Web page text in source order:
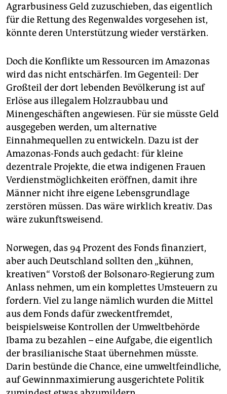
Agrarbusiness Geld zuzuschieben, das eigentlich
für die Rettung des Regenwaldes vorgesehen ist,
könnte deren Unterstützung wieder verstärken.
Doch die Konflikte um Ressourcen im Amazonas
wird das nicht entschärfen. Im Gegenteil: Der
Großteil der dort lebenden Bevölkerung ist auf
Erlöse aus illegalem Holzraubbau und
Minengeschäften angewiesen. Für sie müsste Geld
ausgegeben werden, um alternative
Einnahmequellen zu entwickeln. Dazu ist der
Amazonas-Fonds auch gedacht: für kleine
dezentrale Projekte, die etwa indigenen Frauen
Verdienstmöglichkeiten eröffnen, damit ihre
Männer nicht ihre eigene Lebensgrundlage
zerstören müssen. Das wäre wirklich kreativ. Das
wäre zukunftsweisend.
Norwegen, das 94 Prozent des Fonds finanziert,
aber auch Deutschland sollten den „kühnen,
kreativen“ Vorstoß der Bolsonaro-Regierung zum
Anlass nehmen, um ein komplettes Umsteuern zu
fordern. Viel zu lange nämlich wurden die Mittel
aus dem Fonds dafür zweckentfremdet,
beispielsweise Kontrollen der Umweltbehörde
Ibama zu bezahlen – eine Aufgabe, die eigentlich
der brasilianische Staat übernehmen müsste.
Darin bestünde die Chance, eine umweltfeindliche,
auf Gewinnmaximierung ausgerichtete Politik